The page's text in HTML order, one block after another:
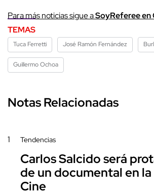
Para más noticias sigue aSoyReferee
TEMAS
Tuca Ferretti José Ramón Fernández
Guillermo Ochoa
Notas Relacionadas
1 Tendencias
Carlos Salcido será
de un documental en la
Cine